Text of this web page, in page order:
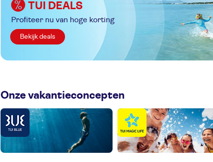
TUI DEALS
Profiteer nu van hoge korting
Bekijk deals
Onze vakantieconcepten